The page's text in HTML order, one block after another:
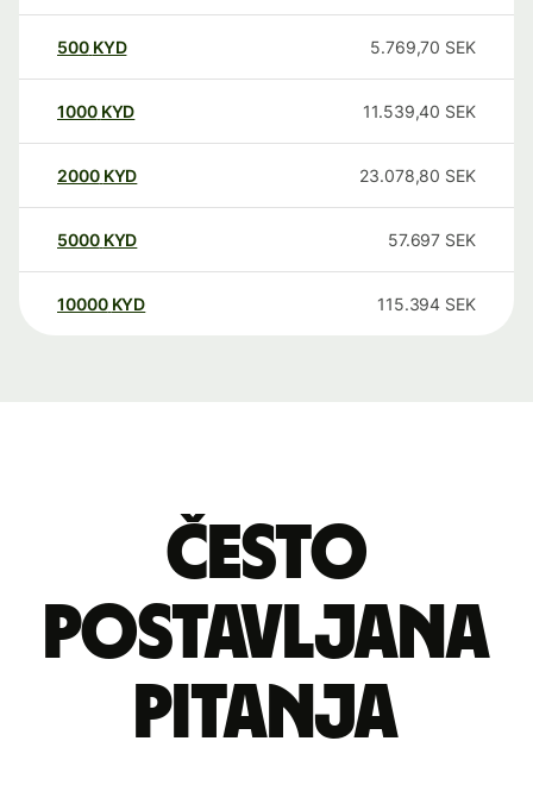
500 KYD 5.769,70 SEK
1000 KYD 11.539,40 SEK
2000 KYD 23.078,80 SEK
5000 KYD 57.697 SEK
10000 KYD 115.394 SEK
Često
postavljana
pitanja